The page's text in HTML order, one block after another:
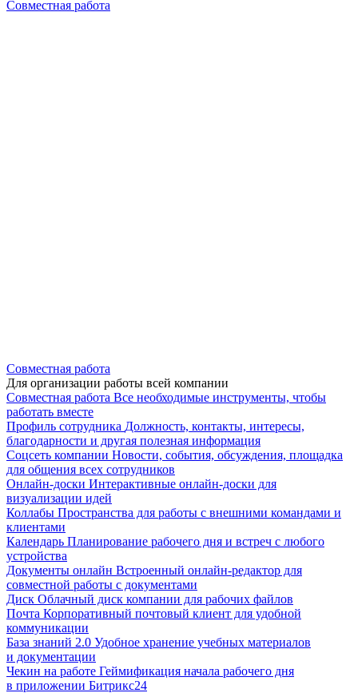
Совместная работа
Совместная работа
Для организации работы всей компании
Совместная работа Все необходимые инструменты, чтобы
работать вместе
Профиль сотрудника Должность, контакты, интересы,
благодарности и другая полезная информация
Соцсеть компании Новости, события, обсуждения, площадка
для общения всех сотрудников
Онлайн-доски Интерактивные онлайн-доски для
визуализации идей
Коллабы Пространства для работы с внешними командами и
клиентами
Календарь Планирование рабочего дня и встреч с любого
устройства
Документы онлайн Встроенный онлайн-редактор для
совместной работы с документами
Диск Облачный диск компании для рабочих файлов
Почта Корпоративный почтовый клиент для удобной
коммуникации
База знаний 2.0 Удобное хранение учебных материалов
и документации
Чекин на работе Геймификация начала рабочего дня
в приложении Битрикс24